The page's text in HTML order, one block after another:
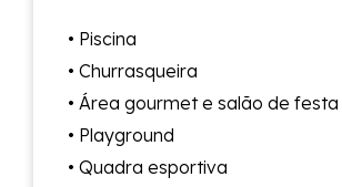
• Piscina
• Churrasqueira
• Área gourmet e salão de festa
• Playground
• Quadra esportiva